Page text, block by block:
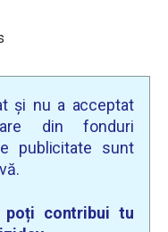
și nu a acceptat
din fonduri
publicitate sunt
poți contribui tu